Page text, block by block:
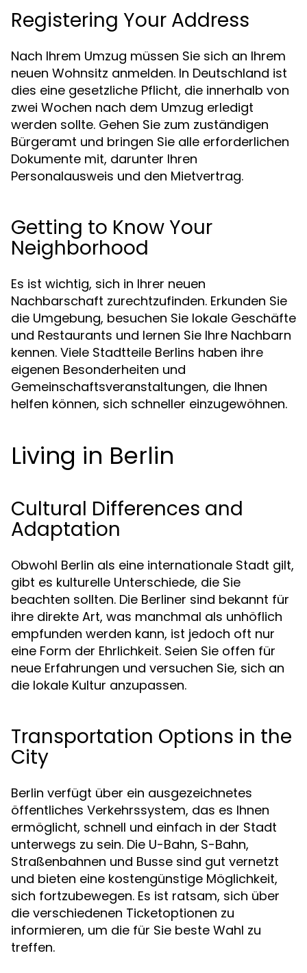
Registering Your Address
Nach Ihrem Umzug müssen Sie sich an Ihrem
neuen Wohnsitz anmelden. In Deutschland ist
dies eine gesetzliche Pflicht, die innerhalb von
zwei Wochen nach dem Umzug erledigt
werden sollte. Gehen Sie zum zuständigen
Bürgeramt und bringen Sie alle erforderlichen
Dokumente mit, darunter Ihren
Personalausweis und den Mietvertrag.
Getting to Know Your
Neighborhood
Es ist wichtig, sich in Ihrer neuen
Nachbarschaft zurechtzufinden. Erkunden Sie
die Umgebung, besuchen Sie lokale Geschäfte
und Restaurants und lernen Sie Ihre Nachbarn
kennen. Viele Stadtteile Berlins haben ihre
eigenen Besonderheiten und
Gemeinschaftsveranstaltungen, die Ihnen
helfen können, sich schneller einzugewöhnen.
Living in Berlin
Cultural Differences and
Adaptation
Obwohl Berlin als eine internationale Stadt gilt,
gibt es kulturelle Unterschiede, die Sie
beachten sollten. Die Berliner sind bekannt für
ihre direkte Art, was manchmal als unhöflich
empfunden werden kann, ist jedoch oft nur
eine Form der Ehrlichkeit. Seien Sie offen für
neue Erfahrungen und versuchen Sie, sich an
die lokale Kultur anzupassen.
Transportation Options in the
City
Berlin verfügt über ein ausgezeichnetes
öffentliches Verkehrssystem, das es Ihnen
ermöglicht, schnell und einfach in der Stadt
unterwegs zu sein. Die U-Bahn, S-Bahn,
Straßenbahnen und Busse sind gut vernetzt
und bieten eine kostengünstige Möglichkeit,
sich fortzubewegen. Es ist ratsam, sich über
die verschiedenen Ticketoptionen zu
informieren, um die für Sie beste Wahl zu
treffen.